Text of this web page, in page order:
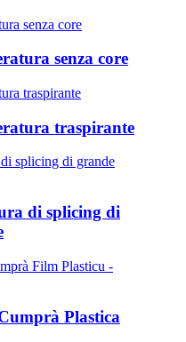
senza core
traspirante
di splicing di
Plastica